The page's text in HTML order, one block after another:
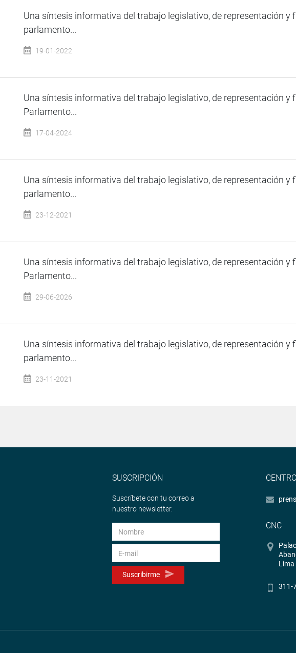
Una síntesis informativa del trabajo legislativo, de representación y
parlamento...
19-01-2022
Una síntesis informativa del trabajo legislativo, de representación y
Parlamento...
17-04-2024
Una síntesis informativa del trabajo legislativo, de representación y
parlamento...
23-12-2021
Una síntesis informativa del trabajo legislativo, de representación y
Parlamento...
29-06-2026
Una síntesis informativa del trabajo legislativo, de representación y
parlamento...
23-11-2021
SUSCRIPCIÓN
Suscríbete con tu correo a
nuestro newsletter.
Suscribirme
CNC
Lima
311-